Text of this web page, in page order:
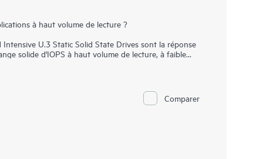
à haut volume de lecture ?
U.3 Static Solid State Drives sont la réponse
solide d'IOPS à haut volume de lecture, à faible
accélérer la bande passante d'I/O et réduire la latence.
gamme à haut volume de lecture constituent des
offrir une performance et une endurance accrues
mise à niveau des baies SSD SATA, elles sont conçues
Gen4 dans certains serveurs pour les charges de
sociaux et le stockage de masse, qui nécessitent
par IOPS.
Comparer